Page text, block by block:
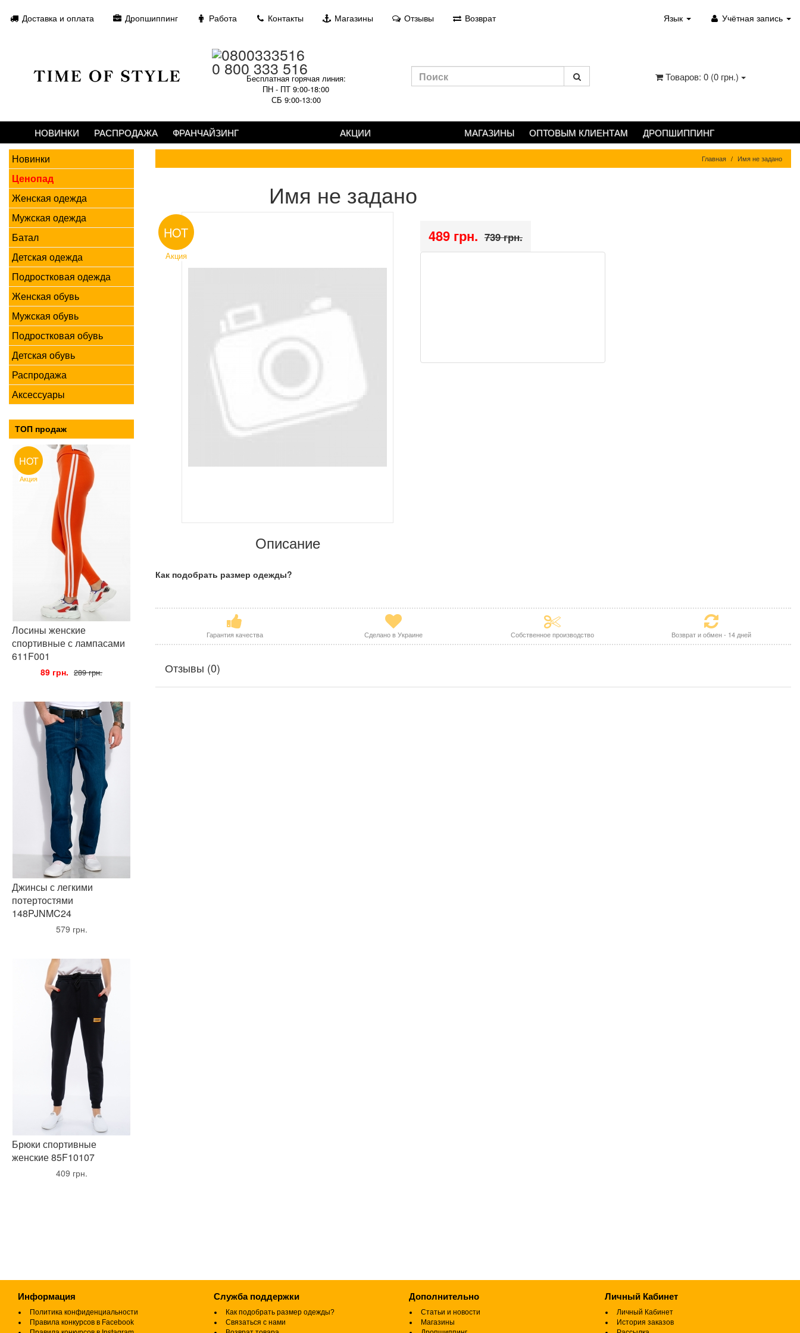
Доставка и оплата Дропшиппинг Работа Контакты Магазины Отзывы Возврат Язык Учётная запись
0 800 333 516
Бесплатная горячая линия:
ПН - ПТ 9:00-18:00
СБ 9:00-13:00
Товаров: 0 (0 грн.)
НОВИНКИ РАСПРОДАЖА ФРАНЧАЙЗИНГ АКЦИИ МАГАЗИНЫ ОПТОВЫМ КЛИЕНТАМ ДРОПШИППИНГ
Новинки
Ценопад
Женская одежда
Мужская одежда
Батал
Детская одежда
Подростковая одежда
Женская обувь
Мужская обувь
Подростковая обувь
Детская обувь
Распродажа
Аксессуары
ТОП продаж
HOT
Акция
Лосины женские
спортивные с лампасами
611F001
89 грн. 289 грн.
Джинсы с легкими
потертостями
148PJNMC24
579 грн.
Брюки спортивные
женские 85F10107
409 грн.
Главная Имя не задано
Имя не задано
HOT
Акция
Описание
489 грн. 739 грн.
Как подобрать размер одежды?
Гарантия качества Сделано в Украине Собственное производство Возврат и обмен - 14 дней
Отзывы (0)
Информация
Политика конфиденциальности
Правила конкурсов в Facebook
Служба поддержки
Как подобрать размер одежды?
Связаться с нами
Дополнительно
Статьи и новости
Магазины
Личный Кабинет
Личный Кабинет
История заказов